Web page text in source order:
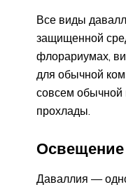
Все виды
защищенной
флорариумах,
для обычной
совсем обычной
прохлады.
Даваллия —